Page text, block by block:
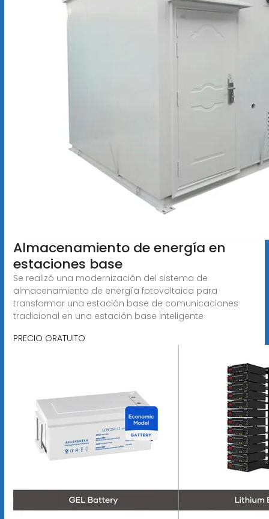
Almacenamiento de energía en
estaciones base
Se realizó una modernización del sistema de
almacenamiento de energía fotovoltaica para
transformar una estación base de comunicaciones
tradicional en una estación base inteligente
PRECIO GRATUITO